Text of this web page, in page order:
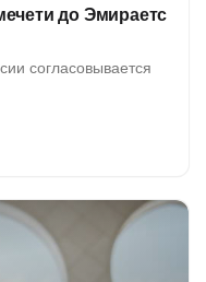
до Эмираетс
согласовывается